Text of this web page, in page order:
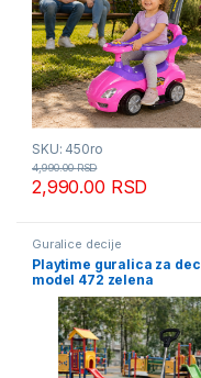
SKU: 450ro
2,990.00 RSD
4,990.00RSD
Guralice decije
Playtime guralica za
model 472 zelena